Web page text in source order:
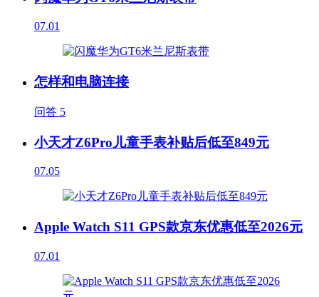
07.01
怎样和电脑连接
问答 5
小天才Z6Pro儿童手表补贴后低至849元
07.05
Apple Watch S11 GPS款京东优惠低至2026元
07.01